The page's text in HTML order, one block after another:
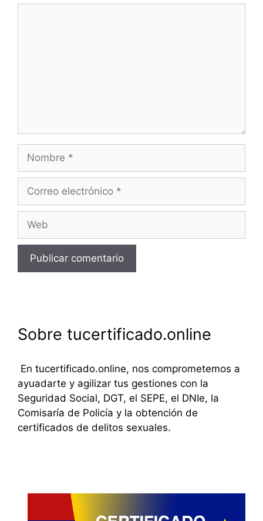
electrónico
Sobre tucertificado.online
En tucertificado.online, nos comprometemos a
ayuadarte y agilizar tus gestiones con la
Seguridad Social, DGT, el SEPE, el DNIe, la
Comisaría de Policía y la obtención de
certificados de delitos sexuales.